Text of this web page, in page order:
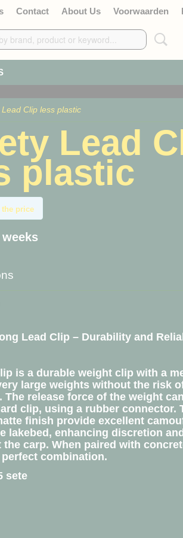
Contact About Us Voorwaarden
Clip less plastic
Lead
plastic
the price
Lead Clip – Durability and
is a durable weight clip with a
large weights without the risk
The release force of the weight
clip, using a rubber connector.
finish provide excellent
lakebed, enhancing discretion
the carp. When paired with
combination.
sete